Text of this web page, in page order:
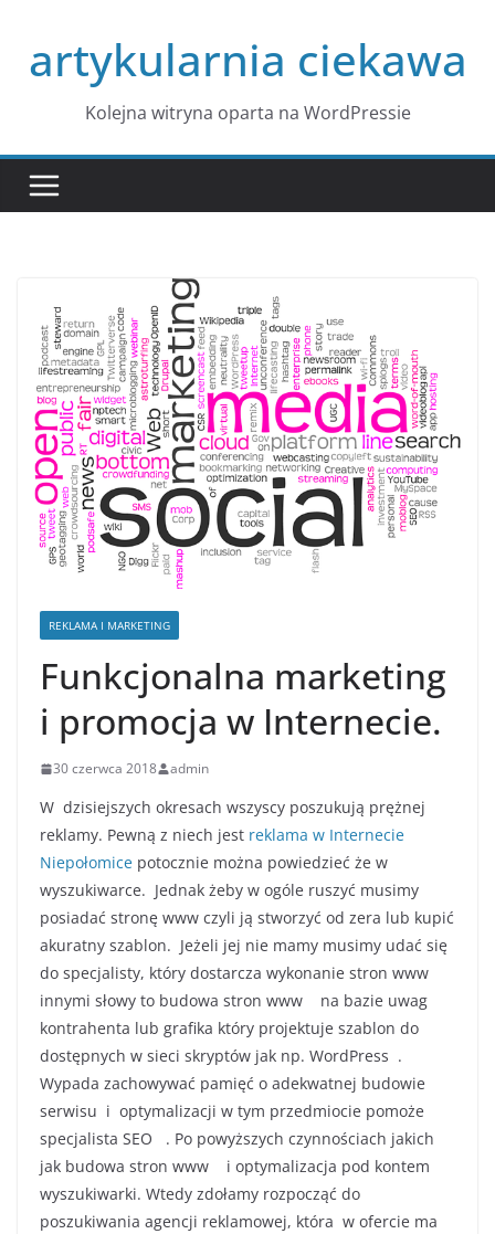
treściartykularnia ciekawa
Kolejna witryna oparta na WordPressie
REKLAMA I MARKETING
Funkcjonalna marketing
i promocja w Internecie.
30 czerwca 2018 admin
W dzisiejszych okresach wszyscy poszukują prężnej
reklamy. Pewną z niech jest reklama w Internecie
Niepołomice potocznie można powiedzieć że w
wyszukiwarce. Jednak żeby w ogóle ruszyć musimy
posiadać stronę www czyli ją stworzyć od zera lub kupić
akuratny szablon. Jeżeli jej nie mamy musimy udać się
do specjalisty, który dostarcza wykonanie stron www
innymi słowy to budowa stron www na bazie uwag
kontrahenta lub grafika który projektuje szablon do
dostępnych w sieci skryptów jak np. WordPress .
Wypada zachowywać pamięć o adekwatnej budowie
serwisu i optymalizacji w tym przedmiocie pomoże
specjalista SEO . Po powyższych czynnościach jakich
jak budowa stron www i optymalizacja pod kontem
wyszukiwarki. Wtedy zdołamy rozpocząć do
poszukiwania agencji reklamowej, która w ofercie ma